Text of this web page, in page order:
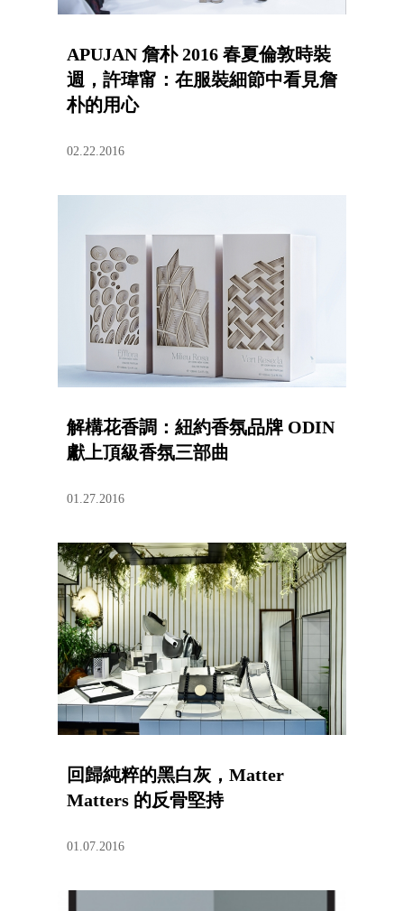
APUJAN 詹朴 2016 春夏倫敦時裝
週，許瑋甯：在服裝細節中看見詹
朴的用心
02.22.2016
解構花香調：紐約香氛品牌 ODIN
獻上頂級香氛三部曲
01.27.2016
回歸純粹的黑白灰，Matter
Matters 的反骨堅持
01.07.2016